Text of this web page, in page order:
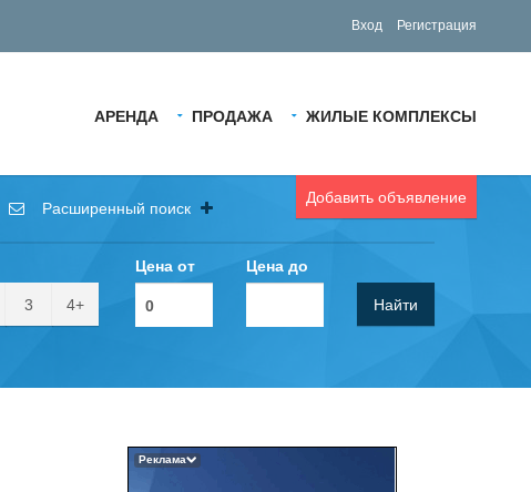
Вход Регистрация
АРЕНДА ПРОДАЖА ЖИЛЫЕ КОМПЛЕКСЫ
Добавить объявление
Расширенный поиск
3 4+
Цена от Цена до
Найти
Реклама